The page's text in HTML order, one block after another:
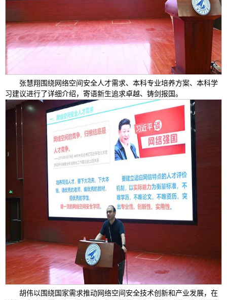
张慧翔围绕网络空间安全人才需求、本科专业培养方案、本科学
习建议进行了详细介绍，寄语新生追求卓越、铸剑报国。
胡伟以围绕国家需求推动网络空间安全技术创新和产业发展，在